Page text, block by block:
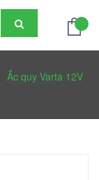
Ắc quy Varta 12V